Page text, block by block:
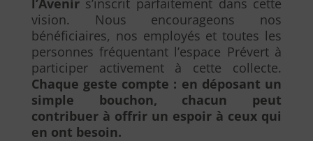
l’Avenirs’inscrit parfaitement dans cette
vision. Nous encourageons nos
bénéficiaires, nos employés et toutes les
personnes fréquentant l’espace Prévert à
participer activement à cette collecte.
Chaque geste compte : en déposant un
simple bouchon, chacun peut
contribuer à offrir un espoir à ceux qui
en ont besoin.